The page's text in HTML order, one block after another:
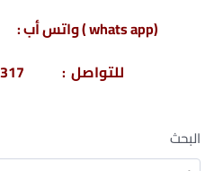
(whats app ) واتس أب : 201220615243+
للتواصل : 201103004317+
البحث